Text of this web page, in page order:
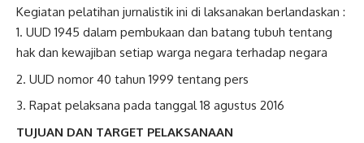
Kegiatan pelatihan jurnalistik ini di laksanakan berlandaskan :
UUD 1945 dalam pembukaan dan batang tubuh tentang
hak dan kewajiban setiap warga negara terhadap negara
UUD nomor 40 tahun 1999 tentang pers
Rapat pelaksana pada tanggal 18 agustus 2016
TUJUAN DAN TARGET PELAKSANAAN